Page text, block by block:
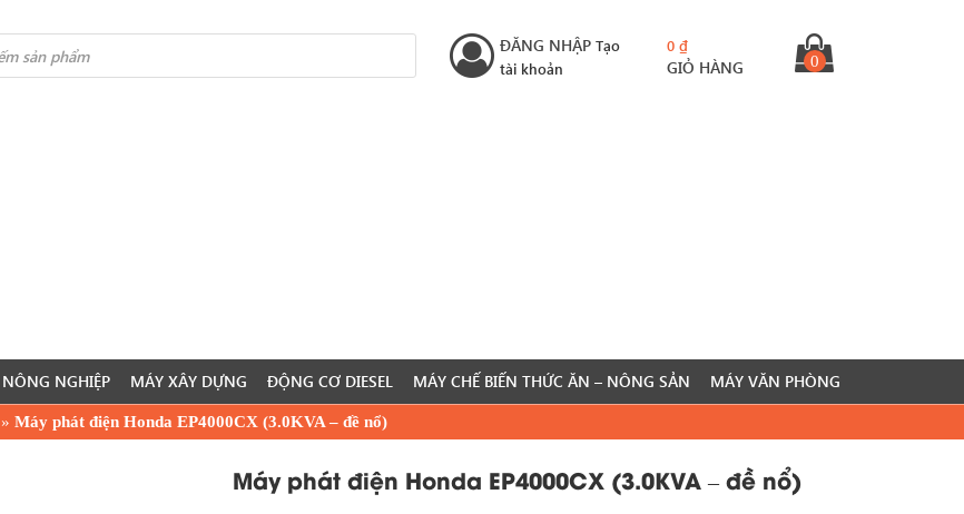
ĐĂNG NHẬP Tạo
tài khoản
0 ₫
GIỎ HÀNG 0
NGHIỆP MÁY XÂY DỰNG ĐỘNG CƠ DIESEL MÁY CHẾ BIẾN THỨC ĂN – NÔNG SẢN MÁY VĂN PHÒNG
» Máy phát điện Honda EP4000CX (3.0KVA – đề nổ)
Máy phát điện Honda EP4000CX (3.0KVA – đề nổ)